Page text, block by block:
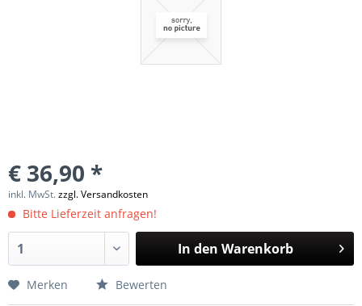
€ 36,90 *
inkl. MwSt.zzgl. Versandkosten
Bitte Lieferzeit anfragen!
In den Warenkorb
Merken Bewerten